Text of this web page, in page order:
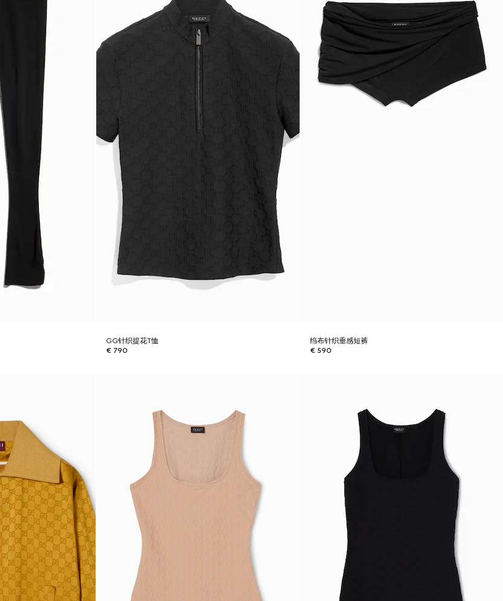
GG针织提花T恤
€ 790
绉布针织垂感短裤
€ 590